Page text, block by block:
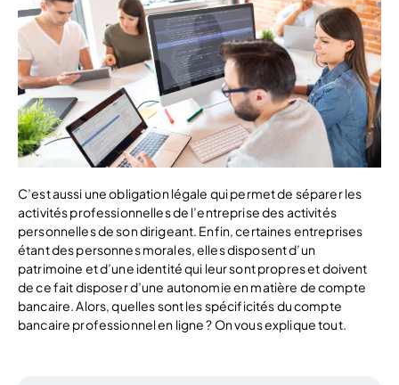
C’est aussi une obligation légale qui permet de séparer les
activités professionnelles de l’entreprise des activités
personnelles de son dirigeant. Enfin, certaines entreprises
étant des personnes morales, elles disposent d’un
patrimoine et d’une identité qui leur sont propres et doivent
de ce fait disposer d’une autonomie en matière de compte
bancaire. Alors, quelles sont les spécificités du compte
bancaire professionnel en ligne ? On vous explique tout.